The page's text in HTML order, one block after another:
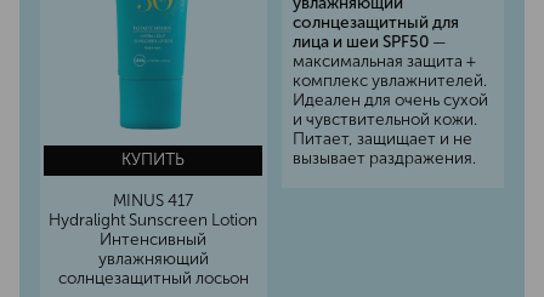
КУПИТЬ
MINUS 417
Hydralight Sunscreen Lotion
Интенсивный
увлажняющий
солнцезащитный лосьон
солнцезащитный для
лица и шеи SPF50—
максимальная защита +
комплекс увлажнителей.
Идеален для очень сухой
и чувствительной кожи.
Питает, защищает и не
вызывает раздражения.